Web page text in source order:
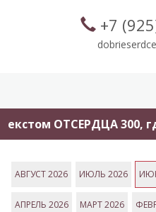
+7
300, где 300-это
АВГУСТ 2026 ИЮЛЬ 2026
АПРЕЛЬ 2026 МАРТ 2026